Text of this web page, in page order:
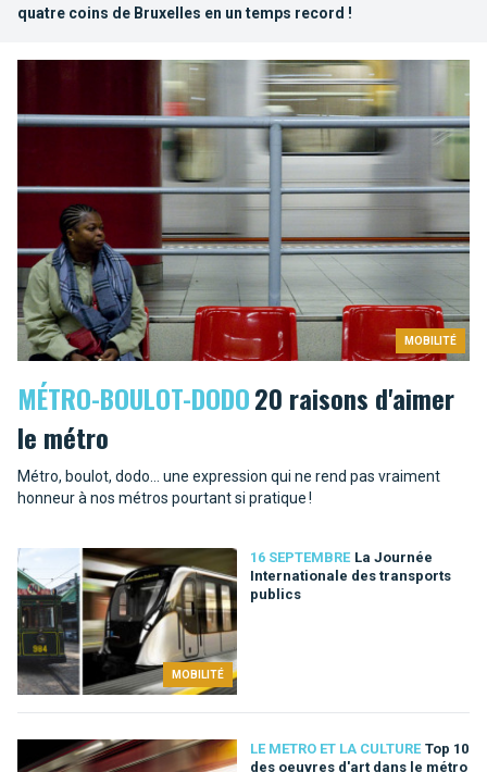
quatre coins de Bruxelles en un temps record !
MOBILITÉ
MÉTRO-BOULOT-DODO20 raisons d'aimer
le métro
Métro, boulot, dodo… une expression qui ne rend pas vraiment
honneur à nos métros pourtant si pratique !
MOBILITÉ
16 SEPTEMBRE La Journée
Internationale des transports
publics
LE METRO ET LA CULTURE Top 10
des oeuvres d'art dans le métro